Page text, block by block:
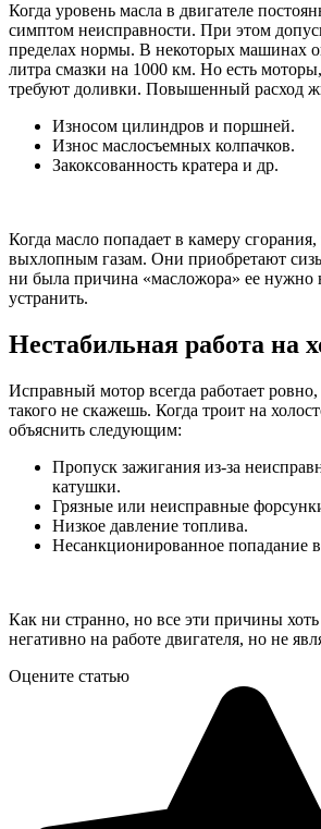
Когда уровень масла в двигателе
симптом неисправности. При этом
пределах нормы. В некоторых машинах
литра смазки на 1000 км. Но есть
требуют доливки. Повышенный расход
Износом цилиндров и поршней.
Износ маслосъемных колпачков.
Закоксованность кратера и др.
Когда масло попадает в камеру
выхлопным газам. Они приобретают
ни была причина «масложора» ее нужно
устранить.
Нестабильная работа на
Исправный мотор всегда работает
такого не скажешь. Когда троит на
объяснить следующим:
Пропуск зажигания из-за
катушки.
Грязные или неисправные
Низкое давление топлива.
Несанкционированное попадание
Как ни странно, но все эти причины
негативно на работе двигателя, но не
Оцените статью